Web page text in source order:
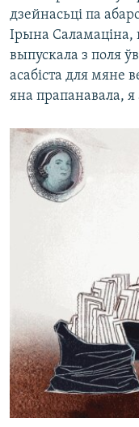
дзейнасьці па
Ірына Саламаціна,
выпускала з поля
асабіста для мяне
яна прапанавала, я